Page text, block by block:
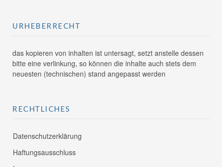
URHEBERRECHT
das kopieren von inhalten ist untersagt, setzt anstelle dessen
bitte eine verlinkung, so können die inhalte auch stets dem
neuesten (technischen) stand angepasst werden
RECHTLICHES
Datenschutzerklärung
Haftungsausschluss